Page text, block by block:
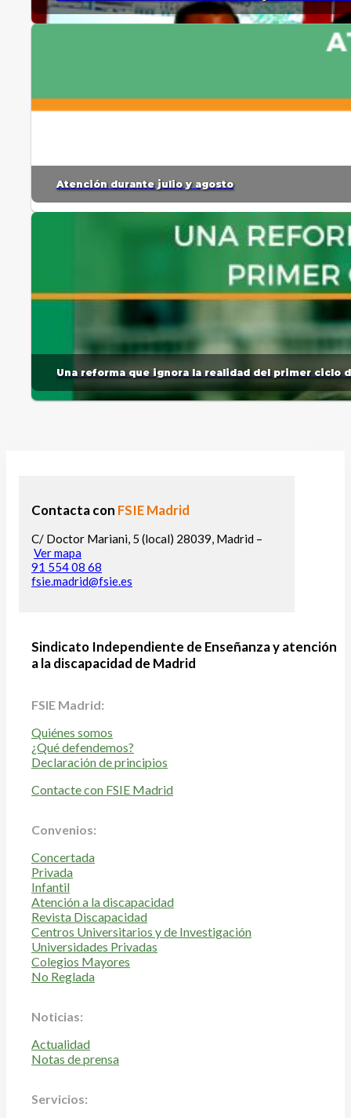
Atención durante julio y agosto
Una reforma que ignora la realidad del primer ciclo
Contacta con FSIE Madrid
C/ Doctor Mariani, 5 (local) 28039, Madrid –
Ver mapa
91 554 08 68
fsie.madrid@fsie.es
Sindicato Independiente de Enseñanza y atención
a la discapacidad de Madrid
FSIE Madrid:
Quiénes somos
¿Qué defendemos?
Declaración de principios
Contacte con FSIE Madrid
Convenios:
Concertada
Privada
Infantil
Atención a la discapacidad
Revista Discapacidad
Centros Universitarios y de Investigación
Universidades Privadas
Colegios Mayores
No Reglada
Noticias:
Actualidad
Notas de prensa
Servicios: